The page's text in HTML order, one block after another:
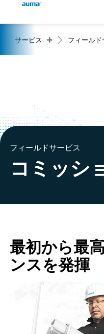
製品
サービス
弊社概要
連絡先
Global
北米
検索
サービス + フィールド
フィールドサービス
コミッシ
最初から最
ンスを発揮